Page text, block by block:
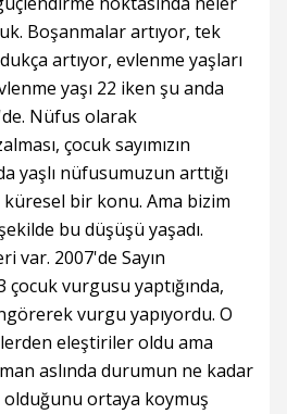
Boşanmalar artıyor, tek
artıyor, evlenme yaşları
yaşı 22 iken şu anda
Nüfus olarak
çocuk sayımızın
yaşlı nüfusumuzun arttığı
bir konu. Ama bizim
bu düşüşü yaşadı.
var. 2007'de Sayın
çocuk vurgusu yaptığında,
vurgu yapıyordu. O
eleştiriler oldu ama
aslında durumun ne kadar
olduğunu ortaya koymuş